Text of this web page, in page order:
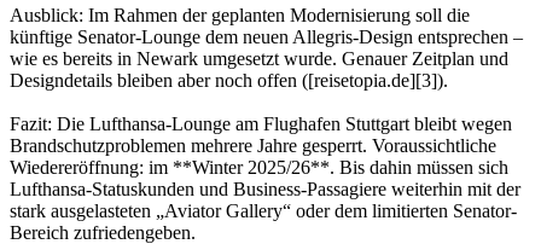
Ausblick: Im Rahmen der geplanten Modernisierung soll die
künftige Senator-Lounge dem neuen Allegris-Design entsprechen –
wie es bereits in Newark umgesetzt wurde. Genauer Zeitplan und
Designdetails bleiben aber noch offen ([reisetopia.de][3]).
Fazit: Die Lufthansa-Lounge am Flughafen Stuttgart bleibt wegen
Brandschutzproblemen mehrere Jahre gesperrt. Voraussichtliche
Wiedereröffnung: im **Winter 2025/26**. Bis dahin müssen sich
Lufthansa-Statuskunden und Business-Passagiere weiterhin mit der
stark ausgelasteten „Aviator Gallery“ oder dem limitierten Senator-
Bereich zufriedengeben.